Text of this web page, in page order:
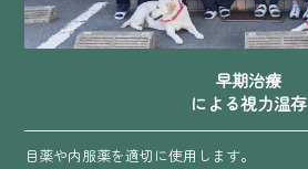
早期治療
による視力温存
目薬や内服薬を適切に使用します。